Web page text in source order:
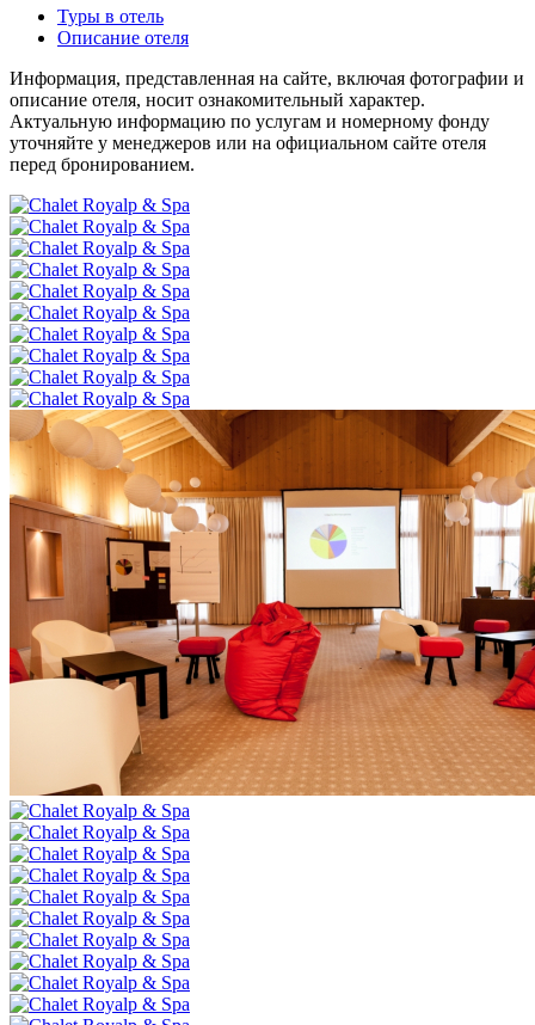
Туры в отель
Описание отеля
Информация, представленная на сайте, включая фотографии и
описание отеля, носит ознакомительный характер.
Актуальную информацию по услугам и номерному фонду
уточняйте у менеджеров или на официальном сайте отеля
перед бронированием.